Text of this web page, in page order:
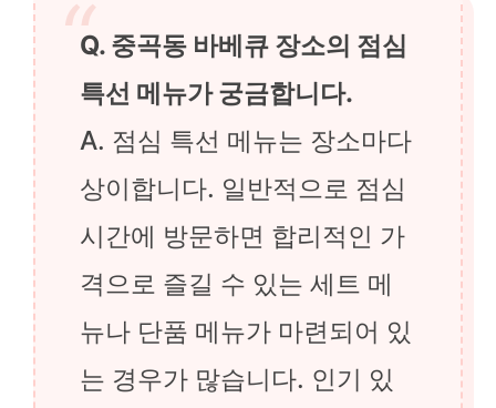
Q. 중곡동 바베큐 장소의 점심
특선 메뉴가 궁금합니다.
A. 점심 특선 메뉴는 장소마다
상이합니다. 일반적으로 점심
시간에 방문하면 합리적인 가
격으로 즐길 수 있는 세트 메
뉴나 단품 메뉴가 마련되어 있
는 경우가 많습니다. 인기 있